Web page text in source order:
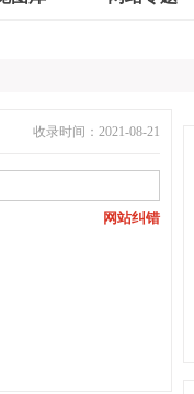
收录时间：2021-08-21
网站纠错